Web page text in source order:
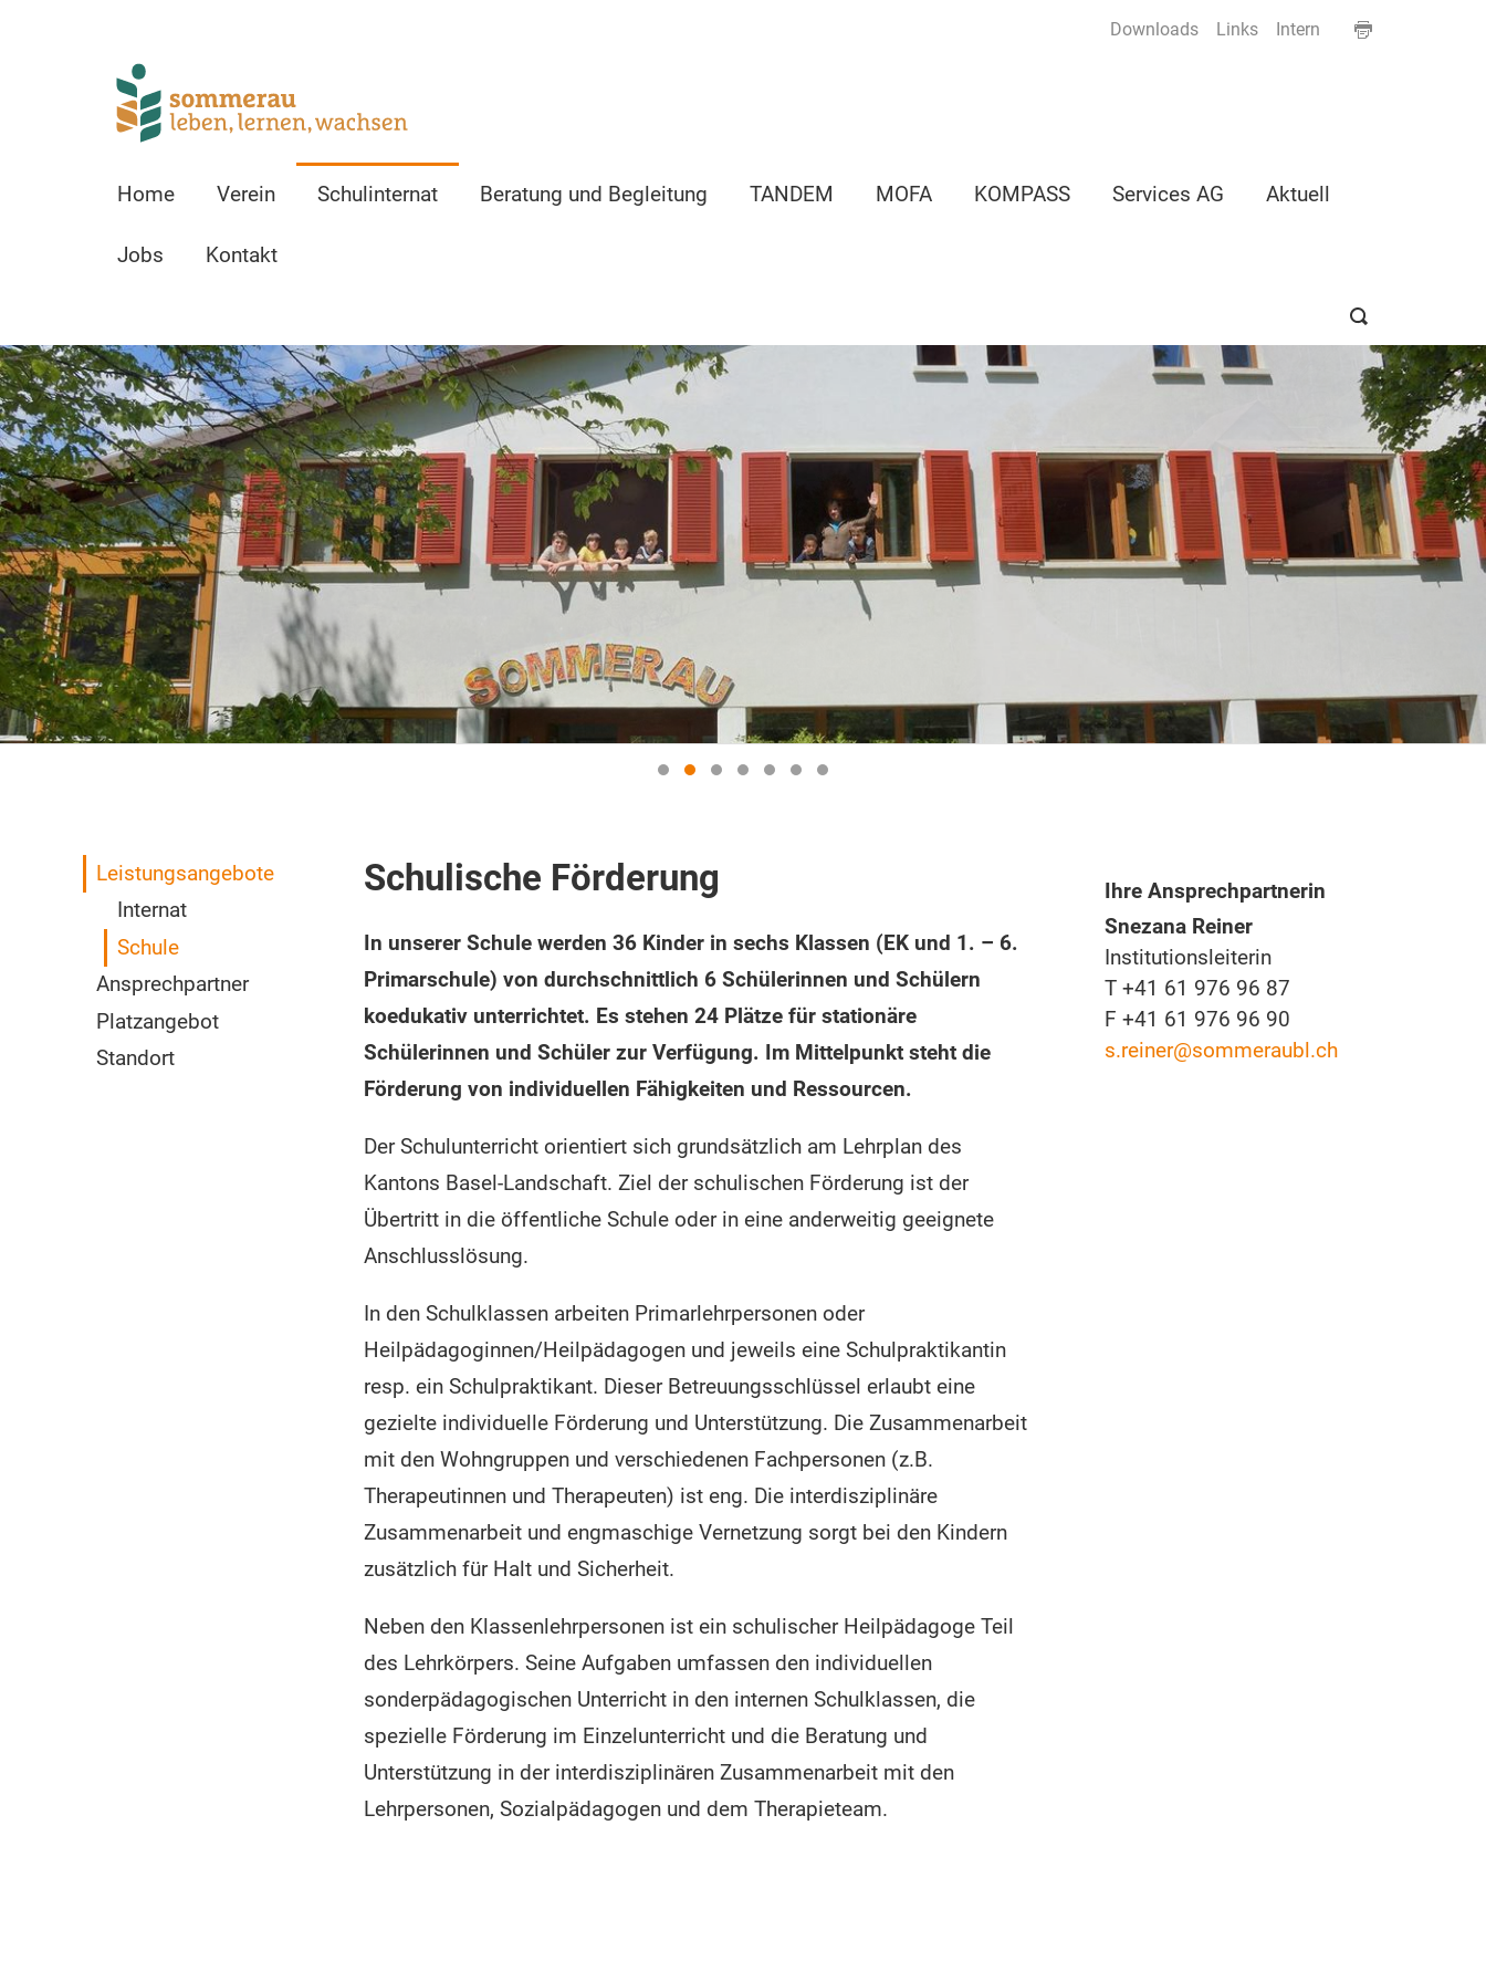
Downloads Links Intern
Home Verein Schulinternat Beratung und Begleitung TANDEM MOFA KOMPASS Services AG Aktuell
Jobs Kontakt
Leistungsangebote
Internat
Schule
Ansprechpartner
Platzangebot
Standort
Schulische Förderung
In unserer Schule werden 36 Kinder in sechs Klassen (EK und 1. – 6.
Primarschule) von durchschnittlich 6 Schülerinnen und Schülern
koedukativ unterrichtet. Es stehen 24 Plätze für stationäre
Schülerinnen und Schüler zur Verfügung. Im Mittelpunkt steht die
Förderung von individuellen Fähigkeiten und Ressourcen.
Der Schulunterricht orientiert sich grundsätzlich am Lehrplan des
Kantons Basel-Landschaft. Ziel der schulischen Förderung ist der
Übertritt in die öffentliche Schule oder in eine anderweitig geeignete
Anschlusslösung.
In den Schulklassen arbeiten Primarlehrpersonen oder
Heilpädagoginnen/Heilpädagogen und jeweils eine Schulpraktikantin
resp. ein Schulpraktikant. Dieser Betreuungsschlüssel erlaubt eine
gezielte individuelle Förderung und Unterstützung. Die Zusammenarbeit
mit den Wohngruppen und verschiedenen Fachpersonen (z.B.
Therapeutinnen und Therapeuten) ist eng. Die interdisziplinäre
Zusammenarbeit und engmaschige Vernetzung sorgt bei den Kindern
zusätzlich für Halt und Sicherheit.
Neben den Klassenlehrpersonen ist ein schulischer Heilpädagoge Teil
des Lehrkörpers. Seine Aufgaben umfassen den individuellen
sonderpädagogischen Unterricht in den internen Schulklassen, die
spezielle Förderung im Einzelunterricht und die Beratung und
Unterstützung in der interdisziplinären Zusammenarbeit mit den
Lehrpersonen, Sozialpädagogen und dem Therapieteam.
Ihre Ansprechpartnerin
Snezana Reiner
Institutionsleiterin
T +41 61 976 96 87
F +41 61 976 96 90
s.reiner@sommeraubl.ch